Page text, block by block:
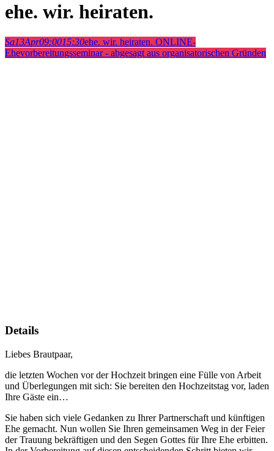
ehe. wir. heiraten.
Sa13Apr09:0015:30ehe. wir. heiraten. ONLINE-
Ehevorbereitungsseminar - abgesagt aus organisatorischen Gründen
Details
Liebes Brautpaar,
die letzten Wochen vor der Hochzeit bringen eine Fülle von Arbeit
und Überlegungen mit sich: Sie bereiten den Hochzeitstag vor, laden
Ihre Gäste ein…
Sie haben sich viele Gedanken zu Ihrer Partnerschaft und künftigen
Ehe gemacht. Nun wollen Sie Ihren gemeinsamen Weg in der Feier
der Trauung bekräftigen und den Segen Gottes für Ihre Ehe erbitten.